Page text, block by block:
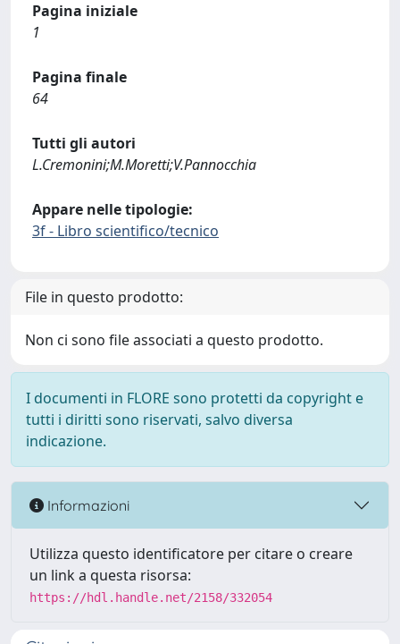
Pagina iniziale
1
Pagina finale
64
Tutti gli autori
L.Cremonini;M.Moretti;V.Pannocchia
Appare nelle tipologie:
3f - Libro scientifico/tecnico
File in questo prodotto:
Non ci sono file associati a questo prodotto.
I documenti in FLORE sono protetti da copyright e
tutti i diritti sono riservati, salvo diversa
indicazione.
Informazioni
Utilizza questo identificatore per citare o creare
un link a questa risorsa:
https://hdl.handle.net/2158/332054